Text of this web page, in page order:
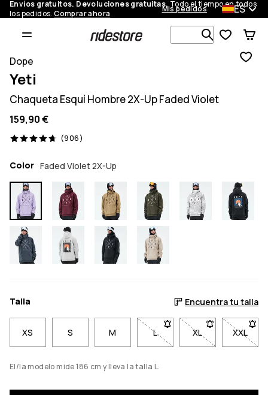
Envíos gratuitos. Devoluciones gratuitas.Todo el tiempo en todos
los pedidos.Comprar ahora Mis pedidos ES
Busca en
Dope
Yeti
Chaqueta Esquí Hombre 2X-Up Faded Violet
159,90 €
(906)
906 opiniones, 4.7/5
Color Faded Violet 2X-Up
Talla Encuentra tu talla
XS S M L- Talla L no disponible. Haz
XL- Talla XL no
XXL- Talla
El/la modelo mide 186 cm y lleva la talla L.